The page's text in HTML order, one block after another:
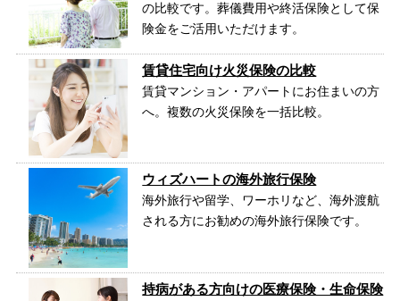
の比較です。葬儀費用や終活保険として保
険金をご活用いただけます。
賃貸住宅向け火災保険の比較
賃貸マンション・アパートにお住まいの方
へ。複数の火災保険を一括比較。
ウィズハートの海外旅行保険
海外旅行や留学、ワーホリなど、海外渡航
される方にお勧めの海外旅行保険です。
持病がある方向けの医療保険・生命保険